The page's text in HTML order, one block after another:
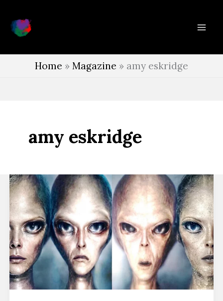
contenuto
Home » Magazine » amy eskridge
amy eskridge